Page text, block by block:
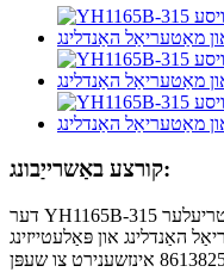
קורצע באַשרייַבונג:
דער YH1165B-315 איז אַ הויך-פאָרשטעלונג 4-אַקס אינדוסטריעלער
האַנדלינג און פּאַלעטייזינג
אַפּלאַקיישאַנז. וואַטסאַפּ：+8613825085210 אינזשענירט צו שעפּן